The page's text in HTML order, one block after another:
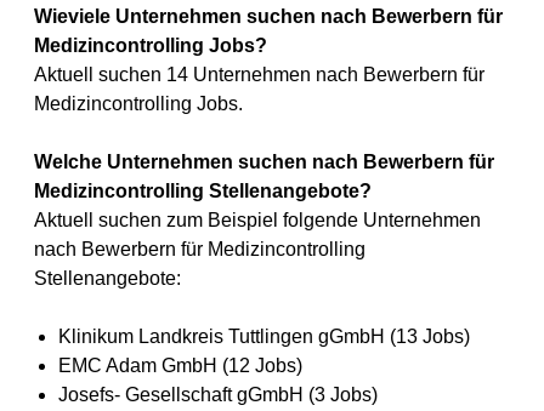
Wieviele Unternehmen suchen nach Bewerbern für
Medizincontrolling Jobs?
Aktuell suchen 14 Unternehmen nach Bewerbern für
Medizincontrolling Jobs.
Welche Unternehmen suchen nach Bewerbern für
Medizincontrolling Stellenangebote?
Aktuell suchen zum Beispiel folgende Unternehmen
nach Bewerbern für Medizincontrolling
Stellenangebote:
Klinikum Landkreis Tuttlingen gGmbH (13 Jobs)
EMC Adam GmbH (12 Jobs)
Josefs- Gesellschaft gGmbH (3 Jobs)